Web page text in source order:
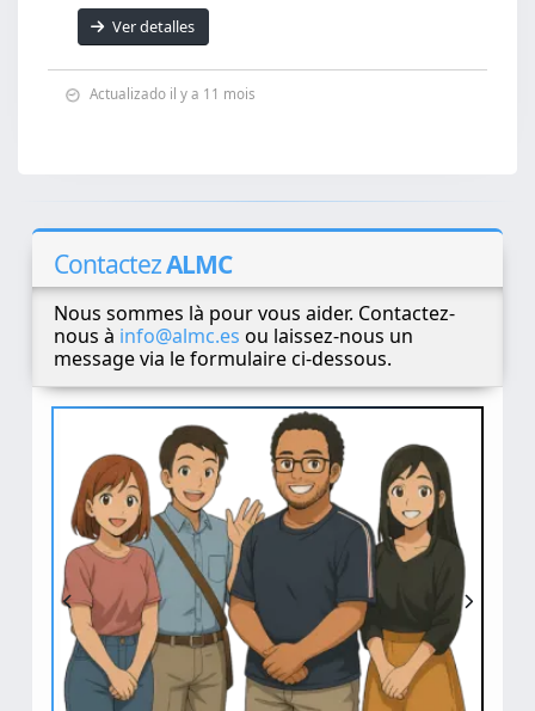
Ver detalles
Actualizado il y a 11 mois
ContactezALMC
Nous sommes là pour vous aider. Contactez-
nous à info@almc.es ou laissez-nous un
message via le formulaire ci-dessous.